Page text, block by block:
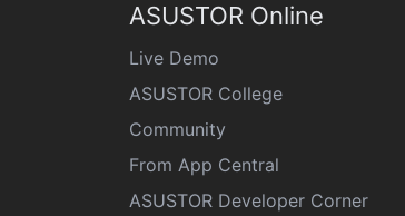
ASUSTOR Online
Live Demo
ASUSTOR College
Community
From App Central
ASUSTOR Developer Corner